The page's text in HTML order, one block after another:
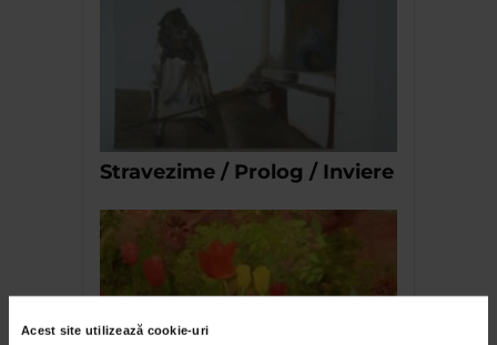
Acest site utilizează cookie-uri
Stravezime / Prolog / Inviere